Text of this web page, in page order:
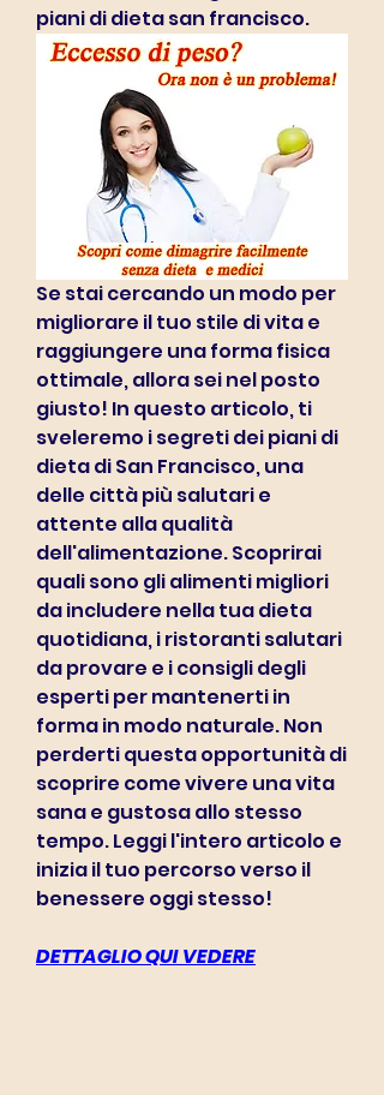
piani di dieta san francisco.
Se stai cercando un modo per
migliorare il tuo stile di vita e
raggiungere una forma fisica
ottimale, allora sei nel posto
giusto! In questo articolo, ti
sveleremo i segreti dei piani di
dieta di San Francisco, una
delle città più salutari e
attente alla qualità
dell'alimentazione. Scoprirai
quali sono gli alimenti migliori
da includere nella tua dieta
quotidiana, i ristoranti salutari
da provare e i consigli degli
esperti per mantenerti in
forma in modo naturale. Non
perderti questa opportunità di
scoprire come vivere una vita
sana e gustosa allo stesso
tempo. Leggi l'intero articolo e
inizia il tuo percorso verso il
benessere oggi stesso!
DETTAGLIO QUI VEDERE